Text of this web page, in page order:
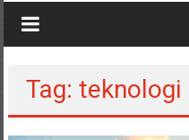
Tag: teknologi